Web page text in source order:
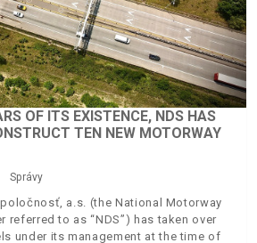
OF ITS EXISTENCE, NDS HAS
TEN NEW MOTORWAY
Správy
a.s. (the National Motorway
referred to as “NDS”) has taken over
under its management at the time of